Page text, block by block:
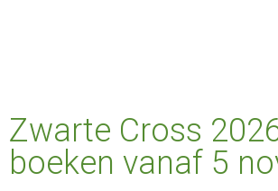
Zwarte Cross
boeken vanaf 5